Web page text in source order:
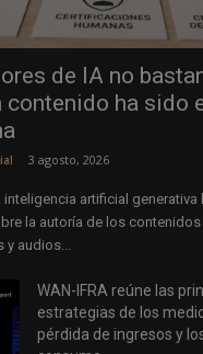
de IA no
contenido ha sido
3 agosto, 2026
inteligencia artificial generativa
la autoría de los
y audios...
WAN-IFRA reúne las
estrategias de los
pérdida de ingresos y